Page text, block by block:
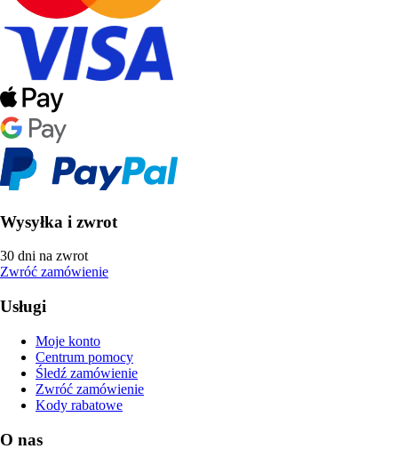
Wysyłka i zwrot
30 dni na zwrot
Zwróć zamówienie
Usługi
Moje konto
Centrum pomocy
Śledź zamówienie
Zwróć zamówienie
Kody rabatowe
O nas